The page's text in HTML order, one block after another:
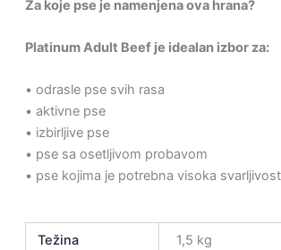
Za koje pse je namenjena ova hrana?
Platinum Adult Beef je idealan izbor za:
• odrasle pse svih rasa
• aktivne pse
• izbirljive pse
• pse sa osetljivom probavom
• pse kojima je potrebna visoka
Težina 1,5 kg